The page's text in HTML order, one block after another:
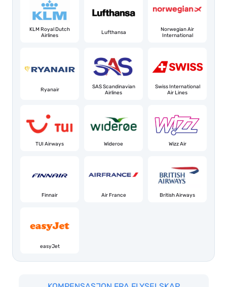
KLM Royal Dutch
Airlines
Lufthansa
Norwegian Air
International
Ryanair
SAS Scandinavian
Airlines
Swiss International
Air Lines
TUI Airways Wideroe Wizz Air
Finnair Air France British Airways
easyJet